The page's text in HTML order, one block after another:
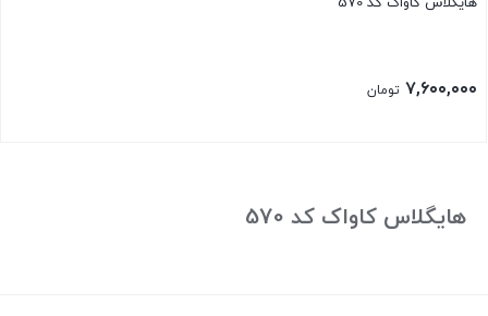
۷,۶۰۰,۰۰۰ تومان
هایگلاس کاواک کد 570